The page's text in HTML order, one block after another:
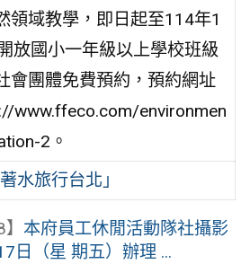
領域教學，即日起至114年1
放國小一年級以上學校班級
會團體免費預約，預約網址
www.ffeco.com/environmen
2。
著水旅行台北」
本府員工休閒活動隊社攝影
日（星 期五）辦理 ...